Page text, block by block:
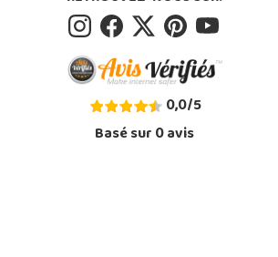
0,0/5
Basé sur0avis